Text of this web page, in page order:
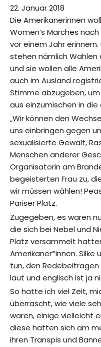
22. Januar 2018
Die Amerikanerinnen
Women’s Marches
vor einem Jahr erinnern.
stehen nämlich Wahlen
und sie wollen alle
auch im Ausland
Stimme abzugeben,
aus einzumischen in die
„Wir können den
uns einbringen gegen
sexualisierte Gewalt,
Menschen anderer
Organisatorin am
begeisterten Frau zu,
wir müssen wählen!
Pariser Platz.
Zugegeben, es waren
die sich bei Nebel und
Platz versammelt
Amerikaner*innen.
tun, den
laut und englisch ist ja
So hatte ich viel Zeit,
überrascht, wie viele
waren, einige vielleicht
diese hatten sich am
ihren Transpis und